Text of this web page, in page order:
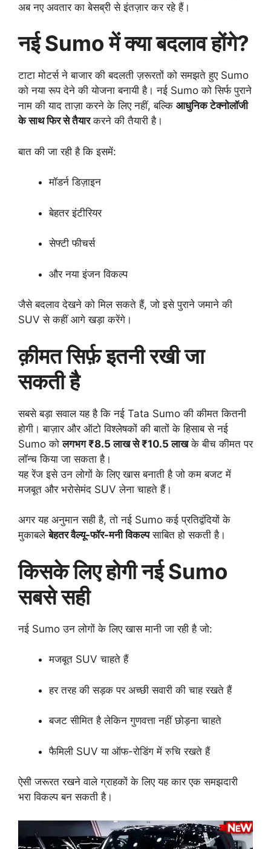
अब नए अवतार का बेसब्री से इंतज़ार कर रहे हैं।
नई Sumo में क्या बदलाव होंगे?
टाटा मोटर्स ने बाजार की बदलती ज़रूरतों को समझते हुए Sumo
को नया रूप देने की योजना बनायी है। नई Sumo को सिर्फ पुराने
नाम की याद ताज़ा करने के लिए नहीं, बल्कि आधुनिक टेक्नोलॉजी
के साथ फिर से तैयारकरने की तैयारी है।
बात की जा रही है कि इसमें:
मॉडर्न डिज़ाइन
बेहतर इंटीरियर
सेफ्टी फीचर्स
और नया इंजन विकल्प
जैसे बदलाव देखने को मिल सकते हैं, जो इसे पुराने जमाने की
SUV से कहीं आगे खड़ा करेंगे।
क़ीमत सिर्फ़ इतनी रखी जा
सकती है
सबसे बड़ा सवाल यह है कि नई Tata Sumo की कीमत कितनी
होगी। बाज़ार और ऑटो विश्लेषकों की बातों के हिसाब से नई
Sumo कोलगभग ₹8.5 लाख से ₹10.5 लाखके बीच कीमत पर
लॉन्च किया जा सकता है।
यह रेंज इसे उन लोगों के लिए खास बनाती है जो कम बजट में
मजबूत और भरोसेमंद SUV लेना चाहते हैं।
अगर यह अनुमान सही है, तो नई Sumo कई प्रतिद्वंदियों के
मुकाबलेबेहतर वैल्यू-फॉर-मनी विकल्पसाबित हो सकती है।
किसके लिए होगी नई Sumo
सबसे सही
नई Sumo उन लोगों के लिए खास मानी जा रही है जो:
मजबूत SUV चाहते हैं
हर तरह की सड़क पर अच्छी सवारी की चाह रखते हैं
बजट सीमित है लेकिन गुणवत्ता नहीं छोड़ना चाहते
फैमिली SUV या ऑफ-रोडिंग में रुचि रखते हैं
ऐसी जरूरत रखने वाले ग्राहकों के लिए यह कार एक समझदारी
भरा विकल्प बन सकती है।